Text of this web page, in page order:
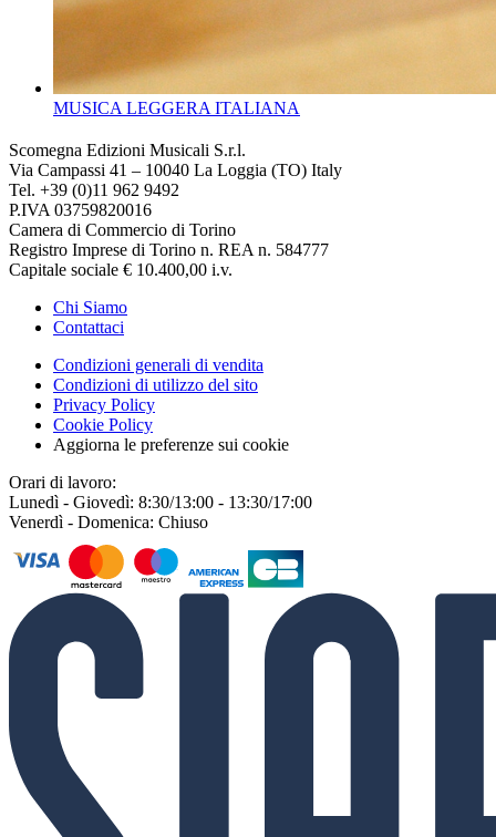
MUSICA LEGGERA ITALIANA
Scomegna Edizioni Musicali S.r.l.
Via Campassi 41 – 10040 La Loggia (TO) Italy
Tel. +39 (0)11 962 9492
P.IVA 03759820016
Camera di Commercio di Torino
Registro Imprese di Torino n. REA n. 584777
Capitale sociale € 10.400,00 i.v.
Chi Siamo
Contattaci
Condizioni generali di vendita
Condizioni di utilizzo del sito
Privacy Policy
Cookie Policy
Aggiorna le preferenze sui cookie
Orari di lavoro:
Lunedì - Giovedì: 8:30/13:00 - 13:30/17:00
Venerdì - Domenica: Chiuso